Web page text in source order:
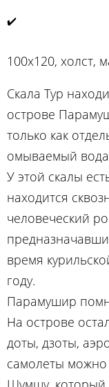
✔️
100х120, холст,
Скала Тур
острове
только как
омываемый
У этой скалы
находится
человеческий
время
году.
Парамушир
На острове
доты, дзоты,
самолеты можно